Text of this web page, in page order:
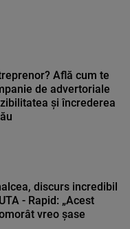
Află cum te
de advertoriale
și încrederea
discurs incredibil
- Rapid: „Acest
vreo șase